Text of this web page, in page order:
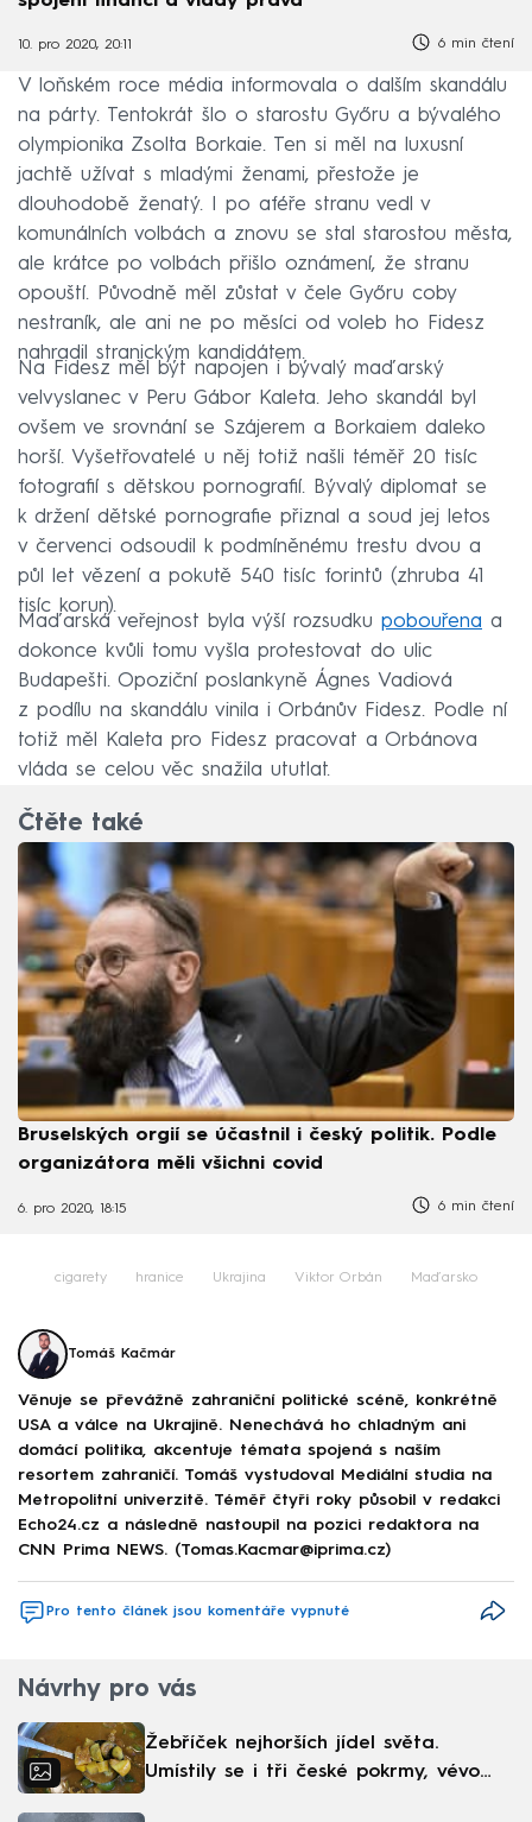
10. pro 2020, 20:11 6 min čtení
V loňském roce média informovala o dalším skandálu
na párty. Tentokrát šlo o starostu Győru a bývalého
olympionika Zsolta Borkaie. Ten si měl na luxusní
jachtě užívat s mladými ženami, přestože je
dlouhodobě ženatý. I po aféře stranu vedl v
komunálních volbách a znovu se stal starostou města,
ale krátce po volbách přišlo oznámení, že stranu
opouští. Původně měl zůstat v čele Győru coby
nestraník, ale ani ne po měsíci od voleb ho Fidesz
nahradil stranickým kandidátem.
Na Fidesz měl být napojen i bývalý maďarský
velvyslanec v Peru Gábor Kaleta. Jeho skandál byl
ovšem ve srovnání se Szájerem a Borkaiem daleko
horší. Vyšetřovatelé u něj totiž našli téměř 20 tisíc
fotografií s dětskou pornografií. Bývalý diplomat se
k držení dětské pornografie přiznal a soud jej letos
v červenci odsoudil k podmíněnému trestu dvou a
půl let vězení a pokutě 540 tisíc forintů (zhruba 41
tisíc korun).
Maďarská veřejnost byla výší rozsudku pobouřena a
dokonce kvůli tomu vyšla protestovat do ulic
Budapešti. Opoziční poslankyně Ágnes Vadiová
z podílu na skandálu vinila i Orbánův Fidesz. Podle ní
totiž měl Kaleta pro Fidesz pracovat a Orbánova
vláda se celou věc snažila ututlat.
Čtěte také
Bruselských orgií se účastnil i český politik. Podle
organizátora měli všichni covid
6. pro 2020, 18:15 6 min čtení
cigarety hranice Ukrajina Viktor Orbán Maďarsko
Tomáš Kačmár
Věnuje se převážně zahraniční politické scéně, konkrétně
USA a válce na Ukrajině. Nenechává ho chladným ani
domácí politika, akcentuje témata spojená s naším
resortem zahraničí. Tomáš vystudoval Mediální studia na
Metropolitní univerzitě. Téměř čtyři roky působil v redakci
Echo24.cz a následně nastoupil na pozici redaktora na
CNN Prima NEWS. (Tomas.Kacmar@iprima.cz)
Pro tento článek jsou komentáře vypnuté
Návrhy pro vás
Žebříček nejhorších jídel světa.
Umístily se i tři české pokrmy, vévodí